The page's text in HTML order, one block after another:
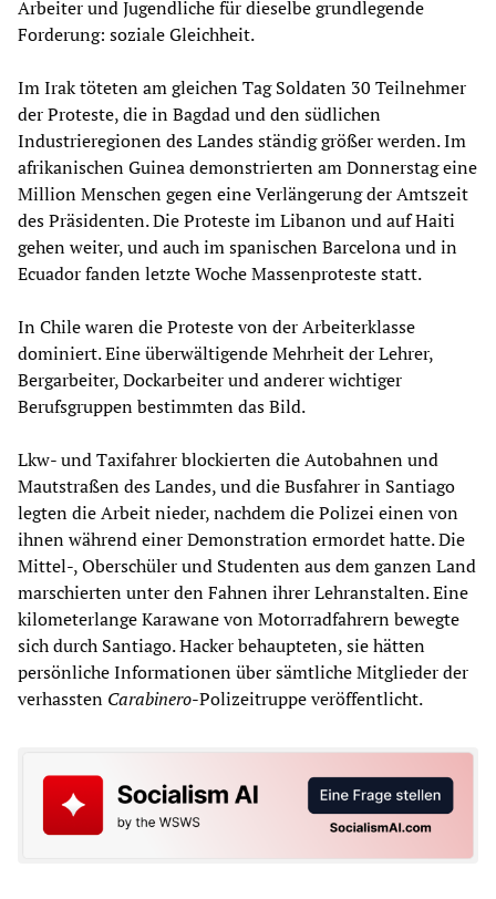
Arbeiter und Jugendliche für dieselbe grundlegende
Forderung: soziale Gleichheit.
Im Irak töteten am gleichen Tag Soldaten 30 Teilnehmer
der Proteste, die in Bagdad und den südlichen
Industrieregionen des Landes ständig größer werden. Im
afrikanischen Guinea demonstrierten am Donnerstag eine
Million Menschen gegen eine Verlängerung der Amtszeit
des Präsidenten. Die Proteste im Libanon und auf Haiti
gehen weiter, und auch im spanischen Barcelona und in
Ecuador fanden letzte Woche Massenproteste statt.
In Chile waren die Proteste von der Arbeiterklasse
dominiert. Eine überwältigende Mehrheit der Lehrer,
Bergarbeiter, Dockarbeiter und anderer wichtiger
Berufsgruppen bestimmten das Bild.
Lkw- und Taxifahrer blockierten die Autobahnen und
Mautstraßen des Landes, und die Busfahrer in Santiago
legten die Arbeit nieder, nachdem die Polizei einen von
ihnen während einer Demonstration ermordet hatte. Die
Mittel-, Oberschüler und Studenten aus dem ganzen Land
marschierten unter den Fahnen ihrer Lehranstalten. Eine
kilometerlange Karawane von Motorradfahrern bewegte
sich durch Santiago. Hacker behaupteten, sie hätten
persönliche Informationen über sämtliche Mitglieder der
verhassten Carabinero-Polizeitruppe veröffentlicht.